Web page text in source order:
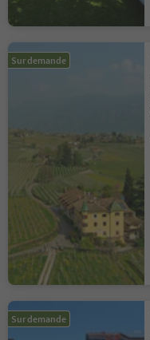
Sur demande
Sur demande